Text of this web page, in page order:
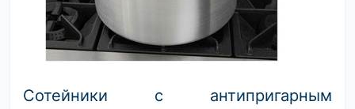
Сотейники с антипригарным